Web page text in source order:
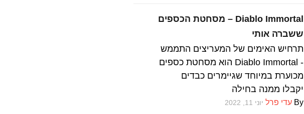
Diablo Immortal – מסחטת הכספים
ששברה אותי
תרחיש האימים של המעריצים התממש
- Diablo Immortal הוא מסחטת כספים
מכוערת במיוחד שגיימרים כבדים
יקבלו ממנה בחילה
By עדי פרל יוני 11, 2022